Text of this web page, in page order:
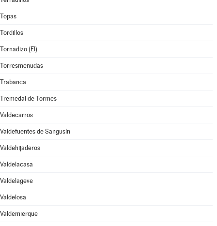
Topas
Tordillos
Tornadizo (El)
Torresmenudas
Trabanca
Tremedal de Tormes
Valdecarros
Valdefuentes de Sangusín
Valdehijaderos
Valdelacasa
Valdelageve
Valdelosa
Valdemierque